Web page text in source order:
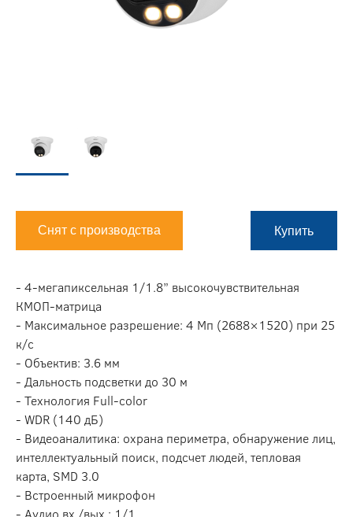
Снят с производства Купить
- 4-мегапиксельная 1/1.8” высокочувствительная
КМОП-матрица
- Максимальное разрешение: 4 Мп (2688×1520) при 25
к/с
- Объектив: 3.6 мм
- Дальность подсветки до 30 м
- Технология Full-color
- WDR (140 дБ)
- Видеоаналитика: охрана периметра, обнаружение лиц,
интеллектуальный поиск, подсчет людей, тепловая
карта, SMD 3.0
- Встроенный микрофон